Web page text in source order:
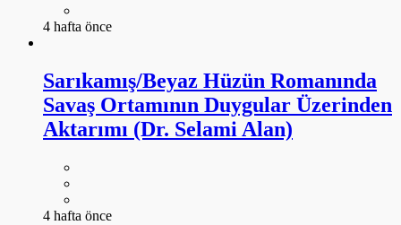
4 hafta önce
Sarıkamış/Beyaz Hüzün Romanında
Savaş Ortamının Duygular Üzerinden
Aktarımı (Dr. Selami Alan)
4 hafta önce